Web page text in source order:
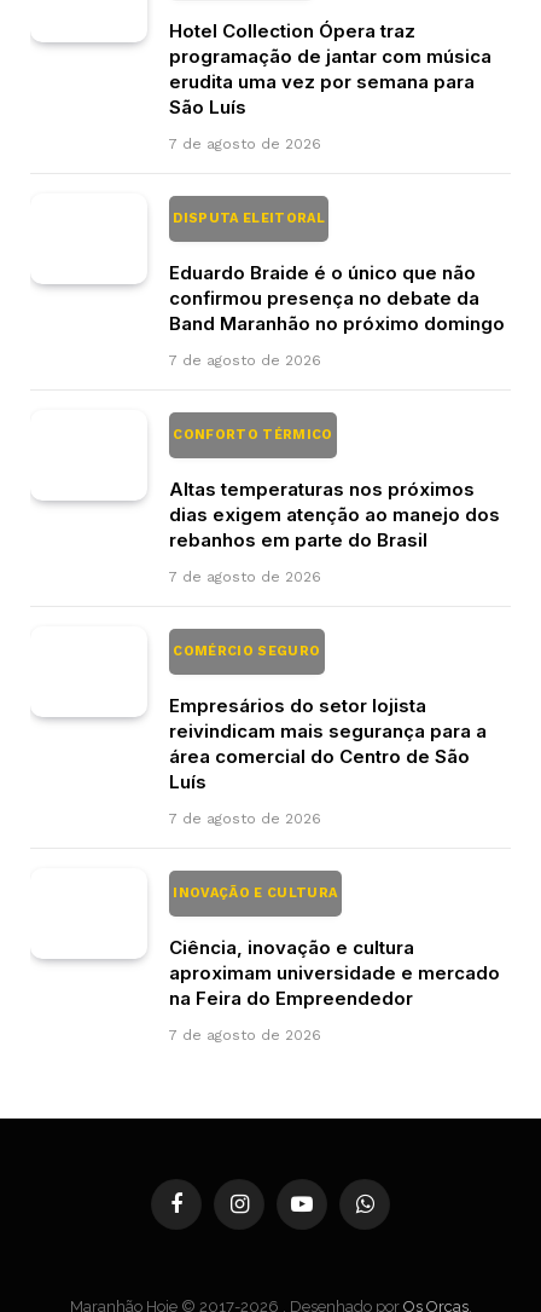
Hotel Collection Ópera traz
programação de jantar com música
erudita uma vez por semana para
São Luís
7 de agosto de 2026
DISPUTA ELEITORAL
Eduardo Braide é o único que não
confirmou presença no debate da
Band Maranhão no próximo domingo
7 de agosto de 2026
CONFORTO TÉRMICO
Altas temperaturas nos próximos
dias exigem atenção ao manejo dos
rebanhos em parte do Brasil
7 de agosto de 2026
COMÉRCIO SEGURO
Empresários do setor lojista
reivindicam mais segurança para a
área comercial do Centro de São
Luís
7 de agosto de 2026
INOVAÇÃO E CULTURA
Ciência, inovação e cultura
aproximam universidade e mercado
na Feira do Empreendedor
7 de agosto de 2026
FacebookInstagramYouTubeWhatsApp
Maranhão Hoje © 2017-2026 . Desenhado por Os Orcas.